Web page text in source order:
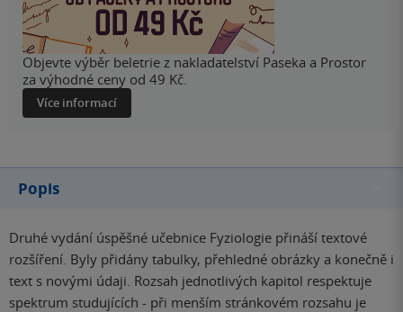
Objevte výběr beletrie z nakladatelství Paseka a Prostor
za výhodné ceny od 49 Kč.
Více informací
Popis
Druhé vydání úspěšné učebnice Fyziologie přináší textové
rozšíření. Byly přidány tabulky, přehledné obrázky a konečně i
text s novými údaji. Rozsah jednotlivých kapitol respektuje
spektrum studujících - při menším stránkovém rozsahu je